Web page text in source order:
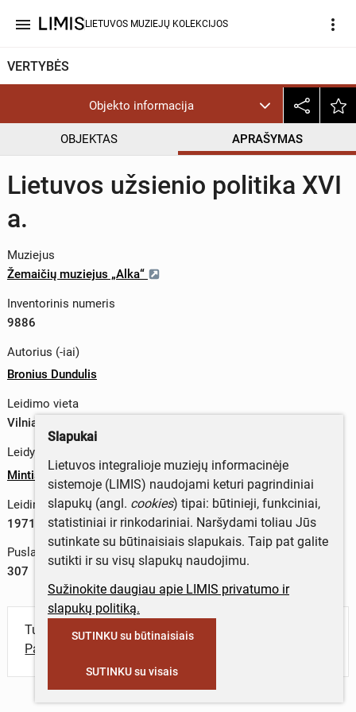
menu LIETUVOS MUZIEJŲ KOLEKCIJOS more_vert
VERTYBĖS
Objekto informacija
OBJEKTAS APRAŠYMAS
Lietuvos užsienio politika XVI
a.
Muziejus
Žemaičių muziejus „Alka“
Inventorinis numeris
9886
Autorius (-iai)
Bronius Dundulis
Leidimo vieta
Vilniaus m. sav., Lietuva
Leidykla
Mintis
Leidimo metai
1971 m.
Puslapių skaičius
307
Turite daugiau informacijos apie objektą?
Parašykite mums!
Slapukai
Lietuvos integralioje muziejų informacinėje
sistemoje (LIMIS) naudojami keturi pagrindiniai
slapukų (angl. cookies) tipai: būtinieji, funkciniai,
statistiniai ir rinkodariniai. Naršydami toliau Jūs
sutinkate su būtinaisiais slapukais. Taip pat galite
sutikti ir su visų slapukų naudojimu.
Sužinokite daugiau apie LIMIS privatumo ir
slapukų politiką.
SUTINKU su būtinaisiais
SUTINKU su visais